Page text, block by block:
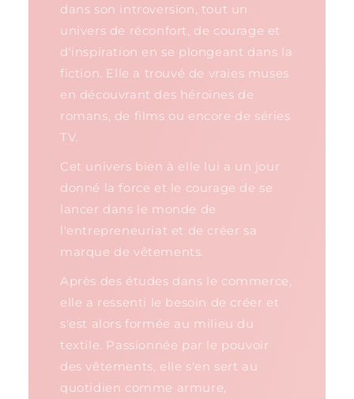
dans son introversion, tout un
univers de réconfort, de courage et
d'inspiration en se plongeant dans la
fiction. Elle a trouvé de vraies muses
en découvrant des héroïnes de
romans, de films ou encore de séries
TV.
Cet univers bien à elle lui a un jour
donné la force et le courage de se
lancer dans le monde de
l'entrepreneuriat et de créer sa
marque de vêtements.
Après des études dans le commerce,
elle a ressenti le besoin de créer et
s'est alors formée au milieu du
textile. Passionnée par le pouvoir
des vêtements, elle s'en sert au
quotidien comme armure,